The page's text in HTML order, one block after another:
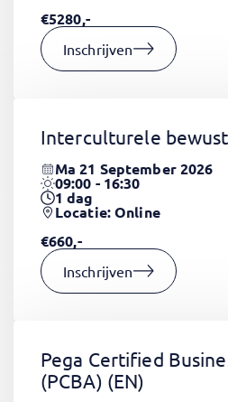
€5280,-
Inschrijven
Interculturele
Ma 21 September 2026
09:00 - 16:30
1dag
Locatie: Online
€660,-
Inschrijven
Pega Certified
(PCBA) (EN)